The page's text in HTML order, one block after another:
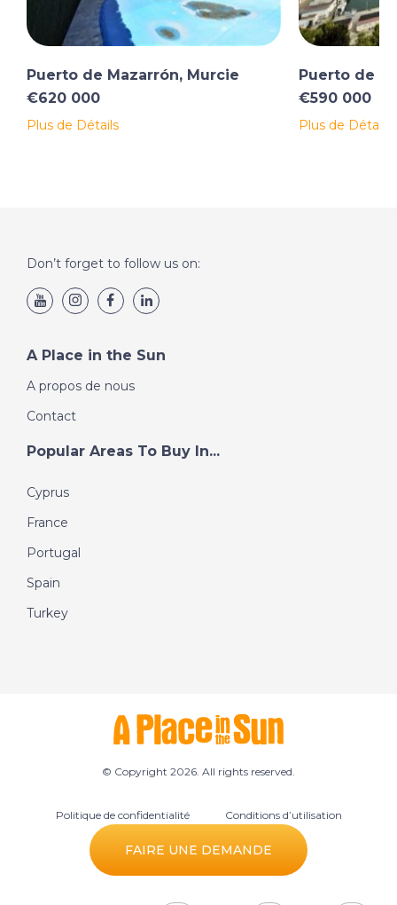
FAIRE UNE DEMANDE
Puerto de Mazarrón, Murcie
€620 000
Plus de Détails
Puerto de
€590 000
Plus de Détails
Don’t forget to follow us on:
A Place in the Sun
A propos de nous
Contact
Popular Areas To Buy In...
Cyprus
France
Portugal
Spain
Turkey
© Copyright 2026. All rights reserved.
Politique de confidentialité Conditions d’utilisation
Préférences des cookies